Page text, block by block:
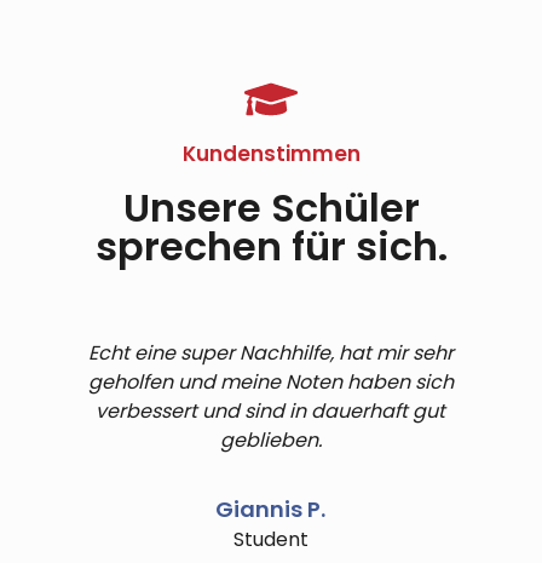
Enthusiasmus,
Entschlossenheit
und Fleiß
und
erfolgreich
zu
ihn bei
Bedarf an.
unsere
tägliche
Arbeit ein.
Kundenstimmen
Unsere Schüler
sprechen für sich.
Echt eine super Nachhilfe, hat mir sehr
geholfen und meine Noten haben sich
verbessert und sind in dauerhaft gut
geblieben.
Giannis P.
Student